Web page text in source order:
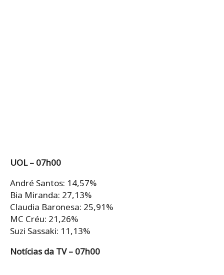
UOL – 07h00
André Santos: 14,57%
Bia Miranda: 27,13%
Claudia Baronesa: 25,91%
MC Créu: 21,26%
Suzi Sassaki: 11,13%
Notícias da TV – 07h00